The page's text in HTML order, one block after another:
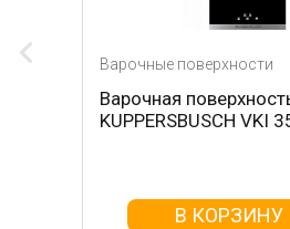
Варочные поверхности
Варочная
KUPPERSBUSCH VKI
В КОРЗИНУ